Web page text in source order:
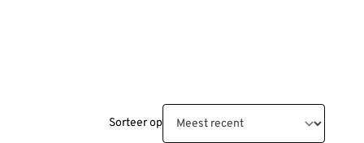
Sorteer op